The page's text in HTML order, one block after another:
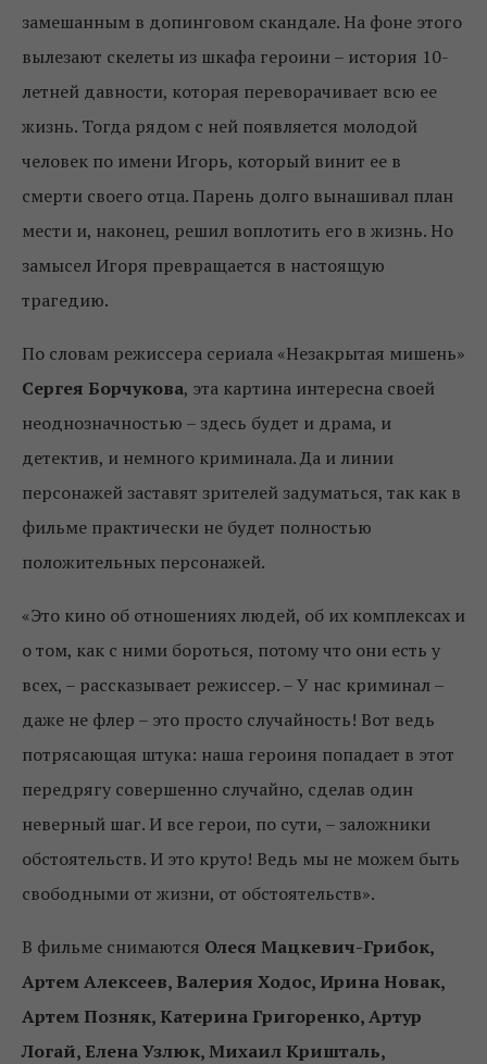
замешанным в допинговом скандале. На фоне этого
вылезают скелеты из шкафа героини – история 10-
летней давности, которая переворачивает всю ее
жизнь. Тогда рядом с ней появляется молодой
человек по имени Игорь, который винит ее в
смерти своего отца. Парень долго вынашивал план
мести и, наконец, решил воплотить его в жизнь. Но
замысел Игоря превращается в настоящую
трагедию.
По словам режиссера сериала «Незакрытая мишень»
Сергея Борчукова, эта картина интересна своей
неоднозначностью – здесь будет и драма, и
детектив, и немного криминала. Да и линии
персонажей заставят зрителей задуматься, так как в
фильме практически не будет полностью
положительных персонажей.
«Это кино об отношениях людей, об их комплексах и
о том, как с ними бороться, потому что они есть у
всех, – рассказывает режиссер. – У нас криминал –
даже не флер – это просто случайность! Вот ведь
потрясающая штука: наша героиня попадает в этот
передрягу совершенно случайно, сделав один
неверный шаг. И все герои, по сути, – заложники
обстоятельств. И это круто! Ведь мы не можем быть
свободными от жизни, от обстоятельств».
В фильме снимаются Олеся Мацкевич-Грибок,
Артем Алексеев, Валерия Ходос, Ирина Новак,
Артем Позняк, Катерина Григоренко, Артур
Логай, Елена Узлюк, Михаил Кришталь,